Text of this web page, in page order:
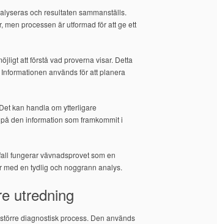
och resultaten sammanställs.
processen är utformad för att ge ett
att förstå vad proverna visar. Detta
används för att planera
kan handla om ytterligare
den information som framkommit i
fungerar vävnadsprovet som en
en tydlig och noggrann analys.
utredning
diagnostisk process. Den används